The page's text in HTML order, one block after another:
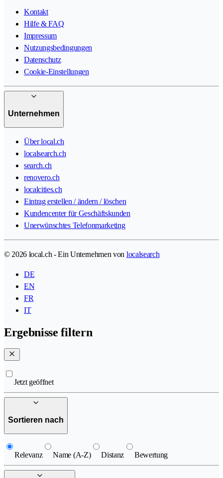
Kontakt
Hilfe & FAQ
Impressum
Nutzungsbedingungen
Datenschutz
Cookie-Einstellungen
Unternehmen
Über local.ch
localsearch.ch
search.ch
renovero.ch
localcities.ch
Eintrag erstellen / ändern / löschen
Kundencenter für Geschäftskunden
Unerwünschtes Telefonmarketing
© 2026 local.ch - Ein Unternehmen von localsearch
DE
EN
FR
IT
Ergebnisse filtern
Jetzt geöffnet
Sortieren nach
Relevanz Name (A-Z) Distanz Bewertung